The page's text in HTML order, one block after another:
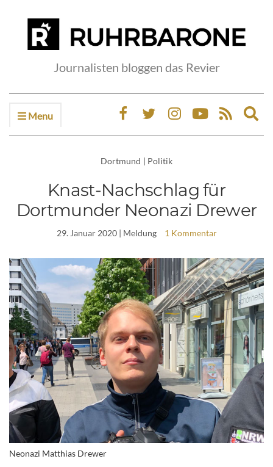
Journalisten bloggen das Revier
Menu
Dortmund | Politik
Knast-Nachschlag für
Dortmunder Neonazi Drewer
29. Januar 2020| Meldung 1 Kommentar
Neonazi Matthias Drewer